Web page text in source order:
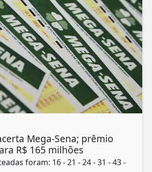
Mega-Sena; prêmio
R$ 165 milhões
foram: 16 - 21 - 24 - 31 - 43 -